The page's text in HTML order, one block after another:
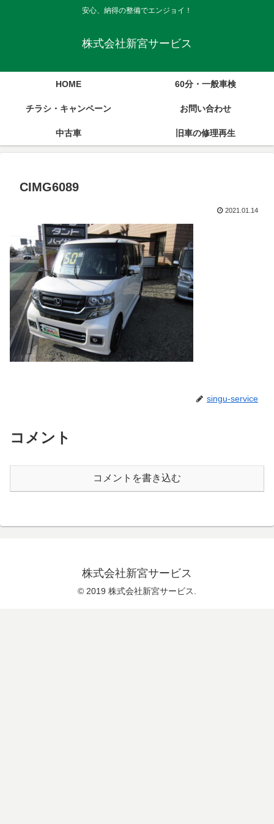
安心、納得の整備でエンジョイ！
株式会社新宮サービス
HOME 60分・一般車検
チラシ・キャンペーン お問い合わせ
中古車 旧車の修理再生
CIMG6089
2021.01.14
singu-service
コメント
コメントを書き込む
株式会社新宮サービス
© 2019 株式会社新宮サービス.